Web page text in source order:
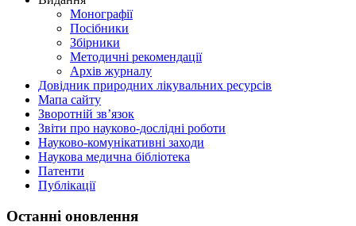
Монографії
Посібники
Збірники
Методичні рекомендації
Архів журналу
Довідник природних лікувальних ресурсів
Мапа сайту
Зворотній зв’язок
Звіти про науково-дослідні роботи
Науково-комунікативні заходи
Наукова медична бібліотека
Патенти
Публікації
Останні оновлення